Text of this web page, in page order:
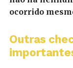
ocorrido
Outras